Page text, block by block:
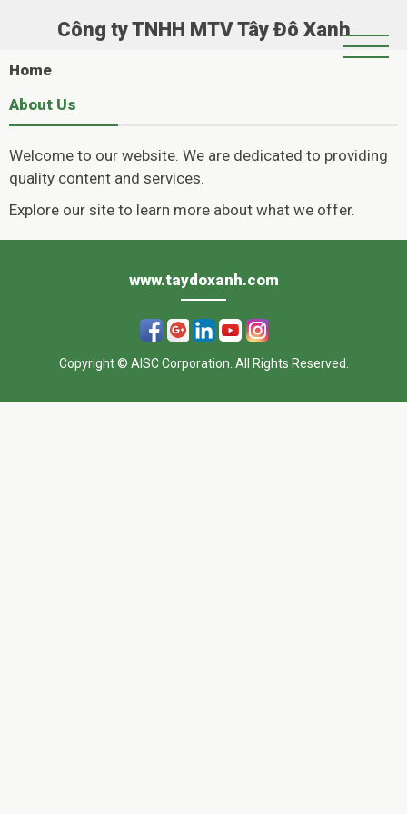
Công ty TNHH MTV Tây Đô Xanh
Trang Chủ
Giới Thiệu
Tin Tức
Hoạt Động Xã Hội
Album
Home
About Us
Welcome to our website. We are dedicated to providing
quality content and services.
Explore our site to learn more about what we offer.
www.taydoxanh.com
Copyright © AISC Corporation. All Rights Reserved.